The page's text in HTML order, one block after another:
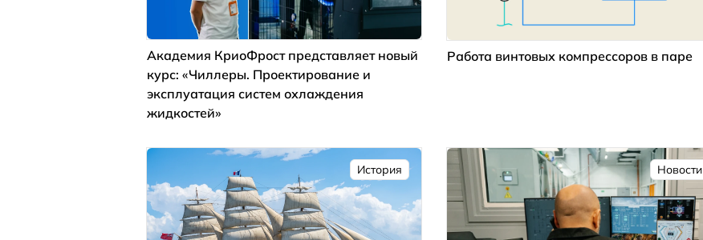
Академия КриоФрост представляет новый
курс: «Чиллеры. Проектирование и
эксплуатация систем охлаждения
жидкостей»
Работа винтовых компрессоров в паре
История Новости